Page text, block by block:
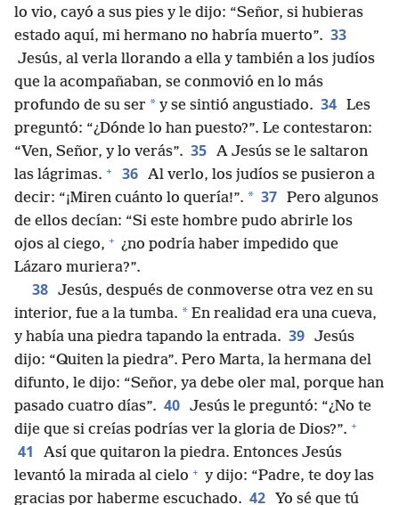
lo vio, cayó a sus pies y le dijo: “Señor, si hubieras
estado aquí, mi hermano no habría muerto”. 33
Jesús, al verla llorando a ella y también a los judíos
que la acompañaban, se conmovió en lo más
profundo de su ser * y se sintió angustiado. 34 Les
preguntó: “¿Dónde lo han puesto?”. Le contestaron:
“Ven, Señor, y lo verás”. 35 A Jesús se le saltaron
las lágrimas. + 36 Al verlo, los judíos se pusieron a
decir: “¡Miren cuánto lo quería!”. * 37 Pero algunos
de ellos decían: “Si este hombre pudo abrirle los
ojos al ciego, + ¿no podría haber impedido que
Lázaro muriera?”.
38 Jesús, después de conmoverse otra vez en su
interior, fue a la tumba. * En realidad era una cueva,
y había una piedra tapando la entrada. 39 Jesús
dijo: “Quiten la piedra”. Pero Marta, la hermana del
difunto, le dijo: “Señor, ya debe oler mal, porque han
pasado cuatro días”. 40 Jesús le preguntó: “¿No te
dije que si creías podrías ver la gloria de Dios?”. +
41
Así que quitaron la piedra. Entonces Jesús
levantó la mirada al cielo + y dijo: “Padre, te doy las
gracias por haberme escuchado. 42 Yo sé que tú